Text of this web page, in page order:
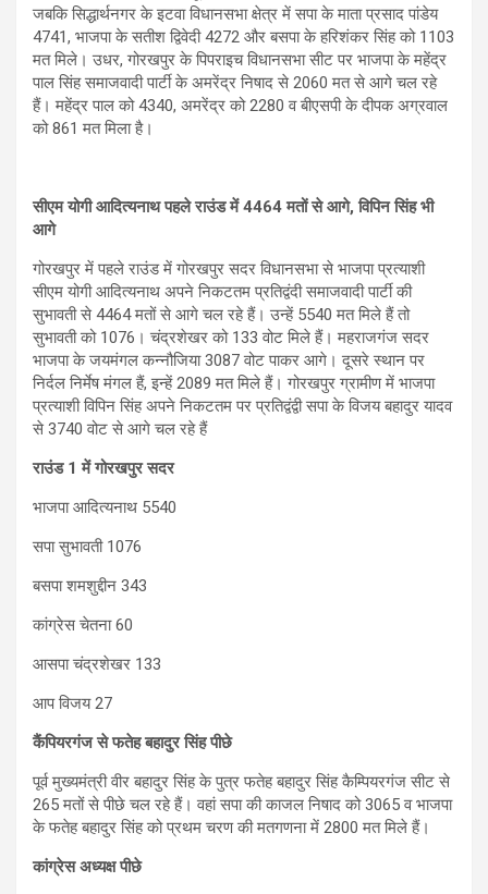
जबकि स‍िद्धार्थनगर के इटवा विधानसभा क्षेत्र में सपा के माता प्रसाद पांडेय
4741, भाजपा के सतीश द्विवेदी 4272 और बसपा के हरिशंकर सिंह को 1103
मत म‍िले। उधर, गोरखपुर के पिपराइच विधानसभा सीट पर भाजपा के महेंद्र
पाल सिंह समाजवादी पार्टी के अमरेंद्र निषाद से 2060 मत से आगे चल रहे
हैं। महेंद्र पाल को 4340, अमरेंद्र को 2280 व बीएसपी के दीपक अग्रवाल
को 861 मत मिला है।
सीएम योगी आद‍ित्‍यनाथ पहले राउंड में 4464 मतों से आगे, व‍िप‍िन स‍िंह भी
आगे
गोरखपुर में पहले राउंड में गोरखपुर सदर व‍िधानसभा से भाजपा प्रत्‍याशी
सीएम योगी आद‍ित्‍यनाथ अपने न‍िकटतम प्रतिद्वंदी समाजवादी पार्टी की
सुभावती से 4464 मतों से आगे चल रहे हैं। उन्हें 5540 मत मिले हैं तो
सुभावती को 1076। चंद्रशेखर को 133 वोट मिले हैं। महराजगंज सदर
भाजपा के जयमंगल कन्नौजिया 3087 वोट पाकर आगे। दूसरे स्थान पर
निर्दल निर्मेष मंगल हैं, इन्‍हें 2089 मत म‍िले हैं। गोरखपुर ग्रामीण में भाजपा
प्रत्याशी विपिन सिंह अपने निकटतम पर प्रतिद्वंद्वी सपा के विजय बहादुर यादव
से 3740 वोट से आगे चल रहे हैं
राउंड 1 में गोरखपुर सदर
भाजपा आदित्यनाथ 5540
सपा सुभावती 1076
बसपा शमशुद्दीन 343
कांग्रेस चेतना 60
आसपा चंद्रशेखर 133
आप विजय 27
कैंप‍ियरगंज से फतेह बहादुर सिंह पीछे
पूर्व मुख्यमंत्री वीर बहादुर सिंह के पुत्र फतेह बहादुर सिंह कैम्पियरगंज सीट से
265 मतों से पीछे चल रहे हैं। वहां सपा की काजल निषाद को 3065 व भाजपा
के फतेह बहादुर सिंह को प्रथम चरण की मतगणना में 2800 मत मिले हैं।
कांग्रेस अध्‍यक्ष पीछे